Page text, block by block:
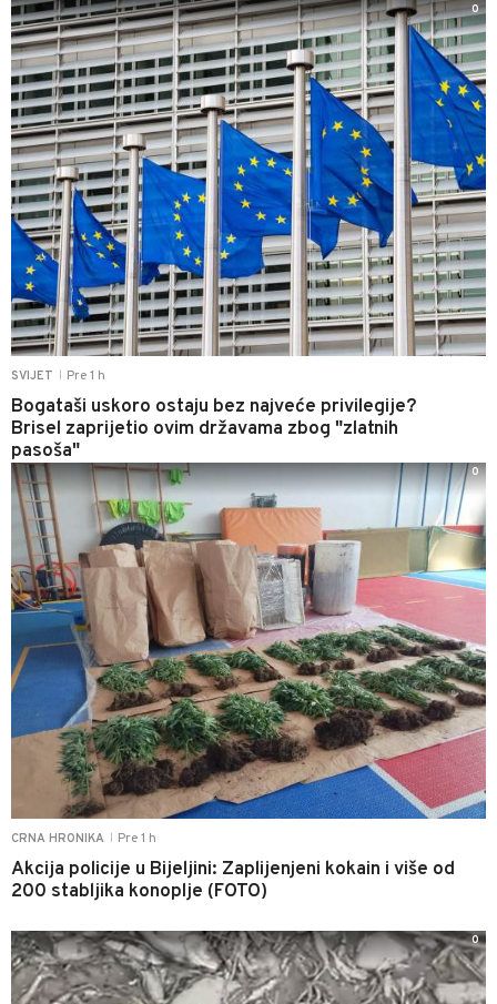
SVIJET Pre 1 h
Bogataši uskoro ostaju bez najveće privilegije?
Brisel zaprijetio ovim državama zbog "zlatnih
pasoša"
0
CRNA HRONIKA Pre 1 h
Akcija policije u Bijeljini: Zaplijenjeni kokain i više od
200 stabljika konoplje (FOTO)
0
0